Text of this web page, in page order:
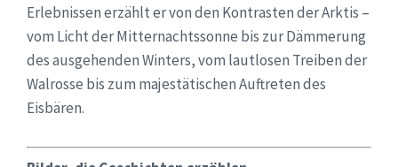
Erlebnissen erzählt er von den Kontrasten der Arktis –
vom Licht der Mitternachtssonne bis zur Dämmerung
des ausgehenden Winters, vom lautlosen Treiben der
Walrosse bis zum majestätischen Auftreten des
Eisbären.